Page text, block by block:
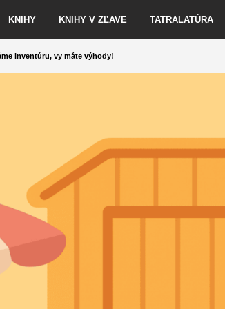
KNIHY KNIHY V ZĽAVE TATRALATÚRA
inventúru, vy máte výhody!